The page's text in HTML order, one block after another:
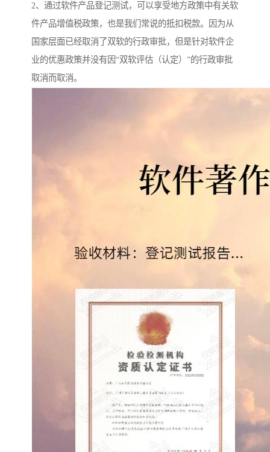
2、通过软件产品登记测试，可以享受地方政策中有关软
件产品增值税政策，也是我们常说的抵扣税款。因为从
国家层面已经取消了双软的行政审批，但是针对软件企
业的优惠政策并没有因“双软评估（认定）”的行政审批
取消而取消。